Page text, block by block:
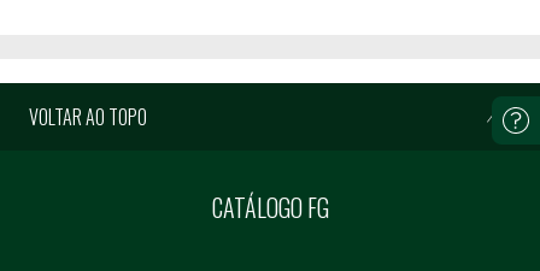
VOLTAR AO TOPO
CATÁLOGO FG